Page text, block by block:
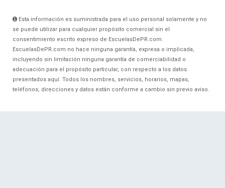
Esta información es suministrada para el uso personal solamente y no
se puede utilizar para cualquier propósito comercial sin el
consentimiento escrito expreso de EscuelasDePR.com.
EscuelasDePR.com no hace ninguna garantía, expresa o implicada,
incluyendo sin limitación ninguna garantía de comerciabilidad o
adecuación para el propósito particular, con respecto a los datos
presentados aquí. Todos los nombres, servicios, horarios, mapas,
teléfonos, direcciones y datos están conforme a cambio sin previo aviso.